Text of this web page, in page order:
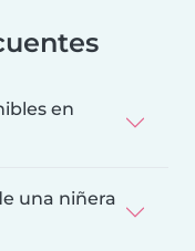
en
una niñera